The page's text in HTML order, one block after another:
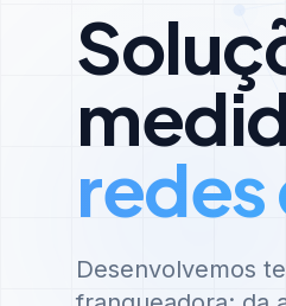
redes
Desenvolvemos